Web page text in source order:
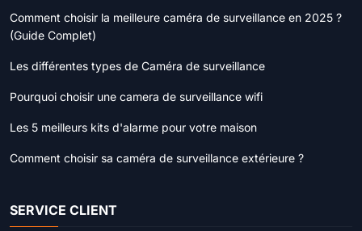
Comment choisir la meilleure caméra de surveillance en 2025 ?
(Guide Complet)
Les différentes types de Caméra de surveillance
Pourquoi choisir une camera de surveillance wifi
Les 5 meilleurs kits d'alarme pour votre maison
Comment choisir sa caméra de surveillance extérieure ?
SERVICE CLIENT